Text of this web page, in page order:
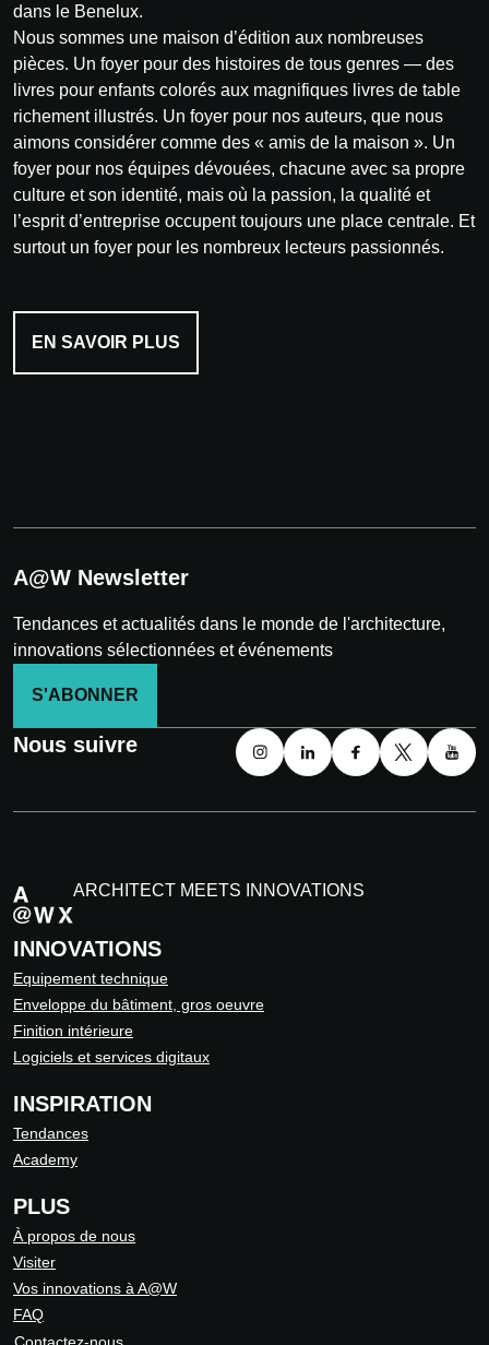
dans le Benelux.
Nous sommes une maison d’édition aux nombreuses
pièces. Un foyer pour des histoires de tous genres — des
livres pour enfants colorés aux magnifiques livres de table
richement illustrés. Un foyer pour nos auteurs, que nous
aimons considérer comme des « amis de la maison ». Un
foyer pour nos équipes dévouées, chacune avec sa propre
culture et son identité, mais où la passion, la qualité et
l’esprit d’entreprise occupent toujours une place centrale. Et
surtout un foyer pour les nombreux lecteurs passionnés.
EN SAVOIR PLUS
A@W Newsletter
Tendances et actualités dans le monde de l'architecture,
innovations sélectionnées et événements
S'ABONNER
Nous suivre
ARCHITECT MEETS INNOVATIONS
INNOVATIONS
Equipement technique
Enveloppe du bâtiment, gros oeuvre
Finition intérieure
Logiciels et services digitaux
INSPIRATION
Tendances
Academy
PLUS
À propos de nous
Visiter
Vos innovations à A@W
FAQ
Contactez-nous